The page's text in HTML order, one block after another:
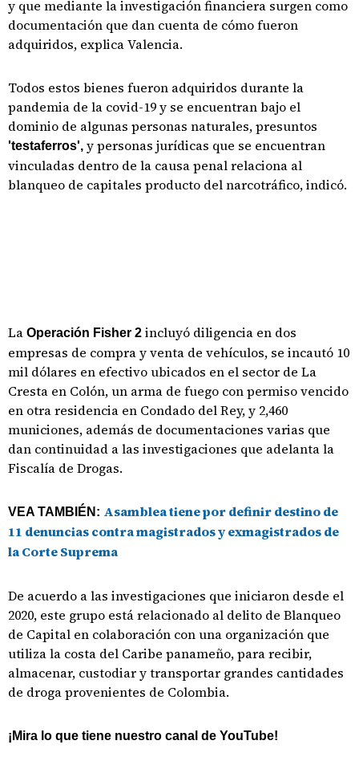
y que mediante la investigación financiera surgen como
documentación que dan cuenta de cómo fueron
adquiridos, explica Valencia.
Todos estos bienes fueron adquiridos durante la
pandemia de la covid-19 y se encuentran bajo el
dominio de algunas personas naturales, presuntos
'testaferros', y personas jurídicas que se encuentran
vinculadas dentro de la causa penal relaciona al
blanqueo de capitales producto del narcotráfico, indicó.
La Operación Fisher 2 incluyó diligencia en dos
empresas de compra y venta de vehículos, se incautó 10
mil dólares en efectivo ubicados en el sector de La
Cresta en Colón, un arma de fuego con permiso vencido
en otra residencia en Condado del Rey, y 2,460
municiones, además de documentaciones varias que
dan continuidad a las investigaciones que adelanta la
Fiscalía de Drogas.
VEA TAMBIÉN: Asamblea tiene por definir destino de
11 denuncias contra magistrados y exmagistrados de
la Corte Suprema
De acuerdo a las investigaciones que iniciaron desde el
2020, este grupo está relacionado al delito de Blanqueo
de Capital en colaboración con una organización que
utiliza la costa del Caribe panameño, para recibir,
almacenar, custodiar y transportar grandes cantidades
de droga provenientes de Colombia.
¡Mira lo que tiene nuestro canal de YouTube!